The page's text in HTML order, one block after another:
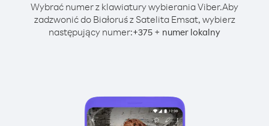
Wybrać numer z klawiatury wybierania Viber.Aby
zadzwonić do Białoruś z Satelita Emsat, wybierz
następujący numer:+375 + numer lokalny